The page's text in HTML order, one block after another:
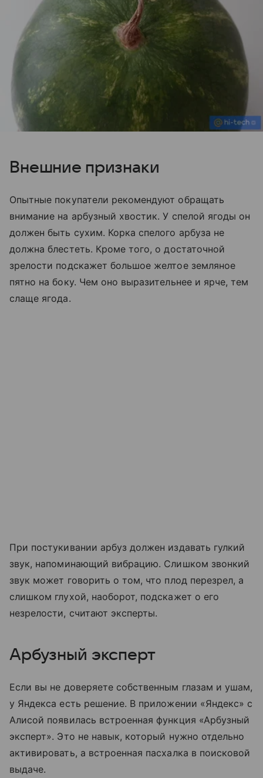
Внешние признаки
Опытные покупатели рекомендуют обращать
внимание на арбузный хвостик. У спелой ягоды он
должен быть сухим. Корка спелого арбуза не
должна блестеть. Кроме того, о достаточной
зрелости подскажет большое желтое земляное
пятно на боку. Чем оно выразительнее и ярче, тем
слаще ягода.
При постукивании арбуз должен издавать гулкий
звук, напоминающий вибрацию. Слишком звонкий
звук может говорить о том, что плод перезрел, а
слишком глухой, наоборот, подскажет о его
незрелости, считают эксперты.
Арбузный эксперт
Если вы не доверяете собственным глазам и ушам,
у Яндекса есть решение. В приложении «Яндекс» с
Алисой появилась встроенная функция «Арбузный
эксперт». Это не навык, который нужно отдельно
активировать, а встроенная пасхалка в поисковой
выдаче.